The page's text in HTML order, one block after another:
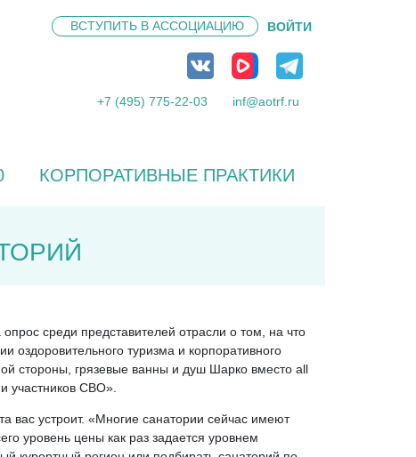
ВСТУПИТЬ В АССОЦИАЦИЮ ВОЙТИ
+7 (495) 775-22-03 inf@aotrf.ru
КОРПОРАТИВНЫЕ ПРАКТИКИ
среди представителей отрасли о том, на что
туризма и корпоративного
стороны, грязевые ванны и душ Шарко вместо all
участников СВО».
вас устроит. «Многие санатории сейчас имеют
уровень цены как раз задается уровнем